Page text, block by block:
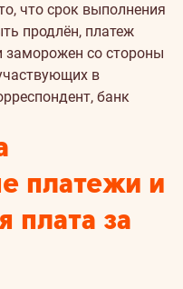
что срок выполнения
продлён, платеж
заморожен со стороны
в
банк
платежи и
плата за